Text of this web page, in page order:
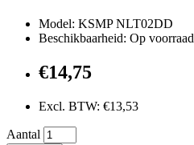
Model: KSMP NLT02DD
Beschikbaarheid: Op voorraad
€14,75
Excl. BTW: €13,53
Aantal